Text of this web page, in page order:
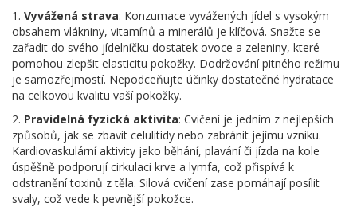
1. Vyvážená strava: Konzumace vyvážených jídel s vysokým
obsahem vlákniny, vitamínů a minerálů je klíčová. Snažte se
zařadit do svého jídelníčku dostatek ovoce a zeleniny, které
pomohou zlepšit elasticitu pokožky. Dodržování pitného režimu
je samozřejmostí. Nepodceňujte účinky dostatečné hydratace
na celkovou kvalitu vaší pokožky.
2. Pravidelná fyzická aktivita: Cvičení je jedním z nejlepších
způsobů, jak se zbavit celulitidy nebo zabránit jejímu vzniku.
Kardiovaskulární aktivity jako běhání, plavání či jízda na kole
úspěšně podporují cirkulaci krve a lymfa, což přispívá k
odstranění toxinů z těla. Silová cvičení zase pomáhají posílit
svaly, což vede k pevnější pokožce.